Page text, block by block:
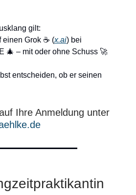
gilt:
einen Grok ☕️ (x.ai) bei
🎄 – mit oder ohne Schuss 🚀
entscheiden, ob er seinen
Ihre Anmeldung unter